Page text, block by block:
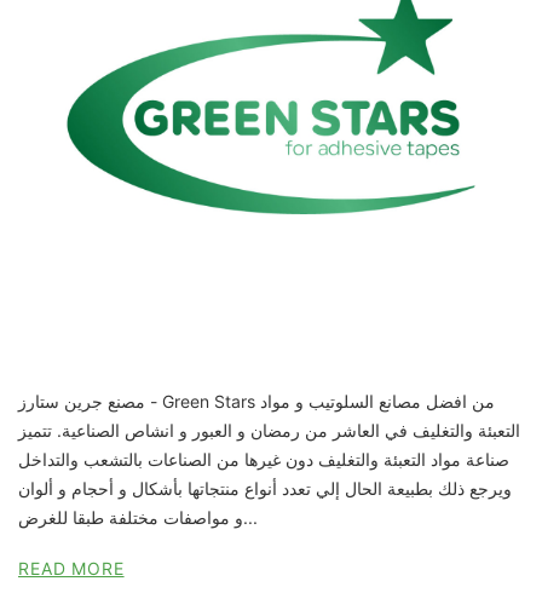
مصنع جرين ستارز - Green Stars من افضل مصانع السلوتيب و مواد
التعبئة والتغليف في العاشر من رمضان و العبور و انشاص الصناعية. تتميز
صناعة مواد التعبئة والتغليف دون غيرها من الصناعات بالتشعب والتداخل
ويرجع ذلك بطبيعة الحال إلي تعدد أنواع منتجاتها بأشكال و أحجام و ألوان
و مواصفات مختلفة طبقا للغرض...
READ MORE